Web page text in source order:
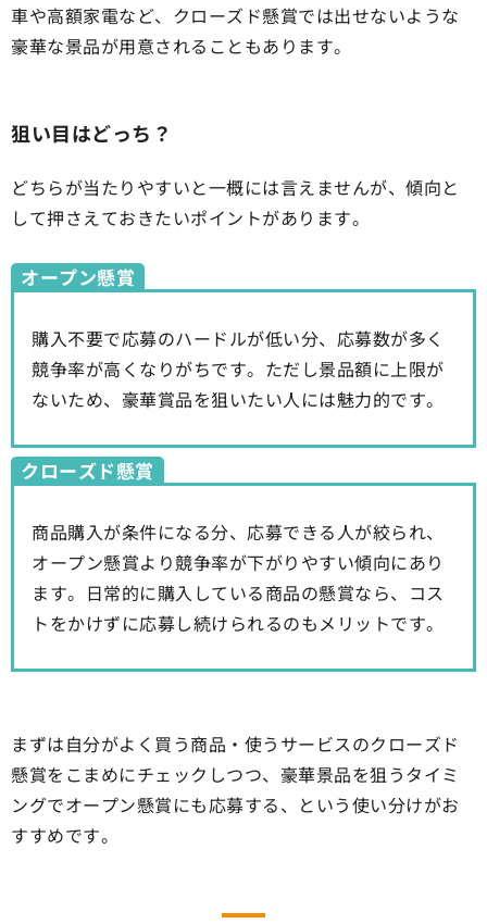
車や高額家電など、クローズド懸賞では出せないような
豪華な景品が用意されることもあります。
狙い目はどっち？
どちらが当たりやすいと一概には言えませんが、傾向と
して押さえておきたいポイントがあります。
オープン懸賞
購入不要で応募のハードルが低い分、応募数が多く
競争率が高くなりがちです。ただし景品額に上限が
ないため、豪華賞品を狙いたい人には魅力的です。
クローズド懸賞
商品購入が条件になる分、応募できる人が絞られ、
オープン懸賞より競争率が下がりやすい傾向にあり
ます。日常的に購入している商品の懸賞なら、コス
トをかけずに応募し続けられるのもメリットです。
まずは自分がよく買う商品・使うサービスのクローズド
懸賞をこまめにチェックしつつ、豪華景品を狙うタイミ
ングでオープン懸賞にも応募する、という使い分けがお
すすめです。